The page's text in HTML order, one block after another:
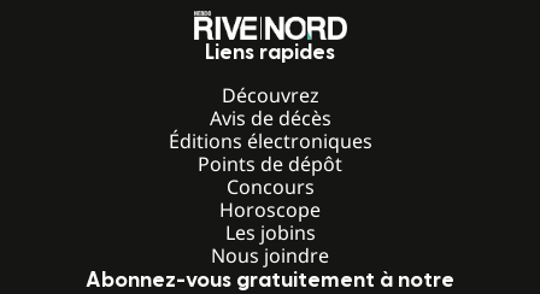
Liens rapides
Découvrez
Avis de décès
Éditions électroniques
Points de dépôt
Concours
Horoscope
Les jobins
Nous joindre
Abonnez-vous gratuitement à notre